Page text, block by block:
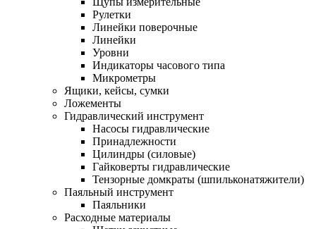
Рулетки
Линейки поверочные
Линейки
Уровни
Индикаторы часового типа
Микрометры
Ящики, кейсы, сумки
Ложементы
Гидравлический инструмент
Насосы гидравлические
Принадлежности
Цилиндры (силовые)
Гайковерты гидравлические
Тензорные домкраты (шпильконатяжители)
Паяльный инструмент
Паяльники
Расходные материалы